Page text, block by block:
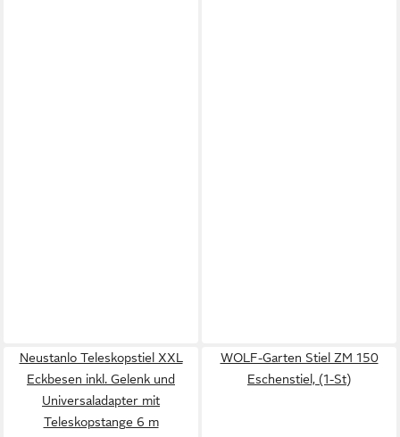
Neustanlo Teleskopstiel XXL
Eckbesen inkl. Gelenk und
Universaladapter mit
Teleskopstange 6 m
WOLF-Garten Stiel ZM 150
Eschenstiel, (1-St)